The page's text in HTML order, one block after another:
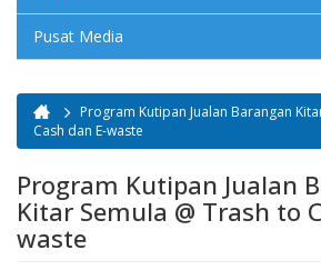
Pusat Media
Anda di sini
Program Kutipan Jualan Barangan
Cash dan E-waste
Program Kutipan Jualan
Kitar Semula @ Trash to
waste